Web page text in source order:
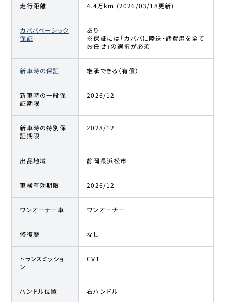
走行距離 4.4万km (2026/03/18更新)
カババベーシック
保証
あり
※保証には「カババに陸送・諸費用を全て
お任せ」の選択が必須
新車時の保証 継承できる（有償）
新車時の一般保
証期限
2026/12
新車時の特別保
証期限
2028/12
出品地域 静岡県浜松市
車検有効期限 2026/12
ワンオーナー車 ワンオーナー
修復歴 なし
トランスミッショ
ン
CVT
ハンドル位置 右ハンドル